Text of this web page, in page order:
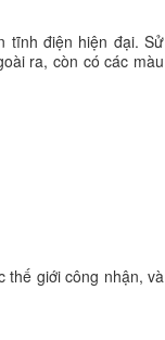
tĩnh điện hiện đại. Sử
ra, còn có các màu
thế giới công nhận, và